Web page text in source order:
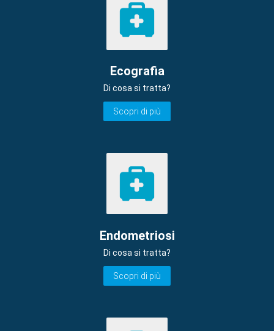
Ecografia
Di cosa si tratta?
Scopri di più
Endometriosi
Di cosa si tratta?
Scopri di più